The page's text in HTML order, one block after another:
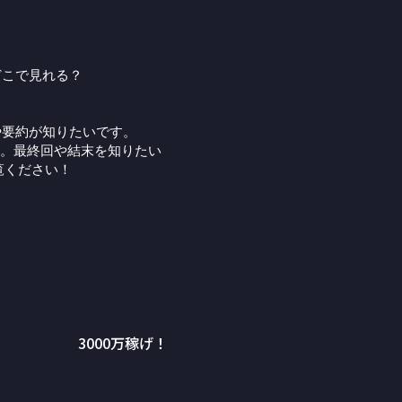
で見れる？
約が知りたいです。
最終回や結末を知りたい
ださい！
3000万稼げ！